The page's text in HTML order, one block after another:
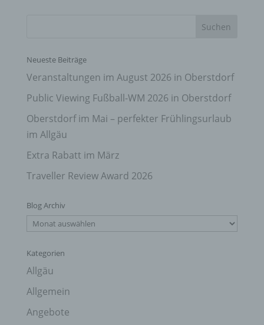
Neueste Beiträge
Veranstaltungen im August 2026 in Oberstdorf
Public Viewing Fußball-WM 2026 in Oberstdorf
Oberstdorf im Mai – perfekter Frühlingsurlaub
im Allgäu
Extra Rabatt im März
Traveller Review Award 2026
Blog Archiv
Blog
Kategorien
Allgäu
Allgemein
Angebote